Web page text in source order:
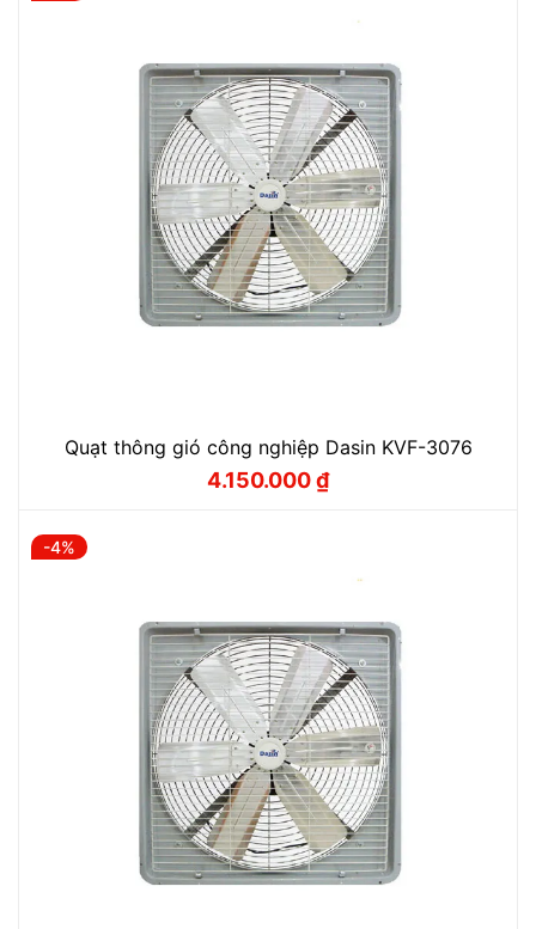
Quạt thông gió công nghiệp Dasin KVF-3076
Giá
4.150.000₫
Giá
-4%